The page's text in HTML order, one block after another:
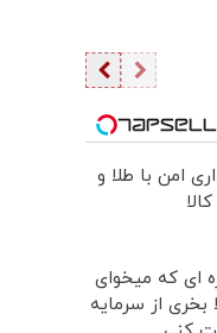
امن با طلا و
ای که میخوای
بخری از سرمایه